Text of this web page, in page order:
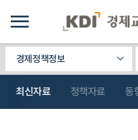
경제정책정보
최신자료 정책자료 동